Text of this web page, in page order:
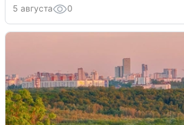
5 августа 0